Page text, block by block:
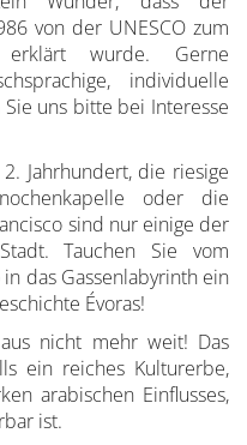
von der UNESCO zum
wurde. Gerne
individuelle
uns bitte bei Interesse
Jahrhundert, die riesige
oder die
sind nur einige der
Tauchen Sie vom
das Gassenlabyrinth ein
Évoras!
nicht mehr weit! Das
ein reiches Kulturerbe,
arabischen Einflusses,
ist.